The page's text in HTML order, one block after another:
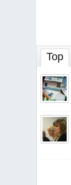
Top